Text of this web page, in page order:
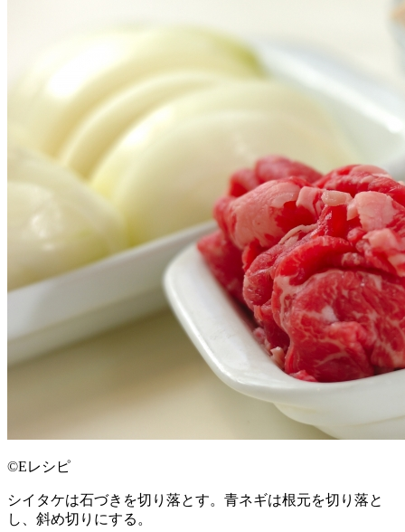
©Eレシピ
シイタケは石づきを切り落とす。青ネギは根元を切り落と
し、斜め切りにする。